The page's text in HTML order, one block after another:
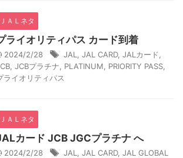
ＪＡＬネタ
ライオリティパス カード到着
2024/2/28 JAL JAL CARD, JALカード
JCBプラチナ PLATINUM PRIORITY PASS
ライオリティパス
ＪＡＬネタ
カード JCB JGCプラチナ へ
2024/2/28 JAL JAL CARD, JAL GLOBAL